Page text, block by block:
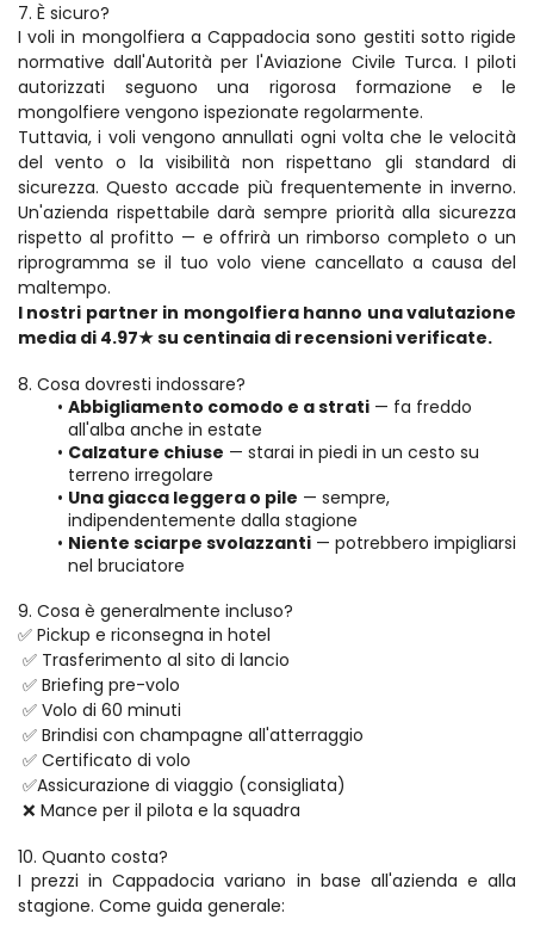
7. È sicuro?
I voli in mongolfiera a Cappadocia sono gestiti sotto rigide
normative dall'Autorità per l'Aviazione Civile Turca. I piloti
autorizzati seguono una rigorosa formazione e le
mongolfiere vengono ispezionate regolarmente.
Tuttavia, i voli vengono annullati ogni volta che le velocità
del vento o la visibilità non rispettano gli standard di
sicurezza. Questo accade più frequentemente in inverno.
Un'azienda rispettabile darà sempre priorità alla sicurezza
rispetto al profitto — e offrirà un rimborso completo o un
riprogramma se il tuo volo viene cancellato a causa del
maltempo.
I nostri partner in mongolfiera hanno una valutazione
media di 4.97★ su centinaia di recensioni verificate.
8. Cosa dovresti indossare?
Abbigliamento comodo e a strati — fa freddo
all'alba anche in estate
Calzature chiuse — starai in piedi in un cesto su
terreno irregolare
Una giacca leggera o pile — sempre,
indipendentemente dalla stagione
Niente sciarpe svolazzanti — potrebbero impigliarsi
nel bruciatore
9. Cosa è generalmente incluso?
✅ Pickup e riconsegna in hotel
✅ Trasferimento al sito di lancio
✅ Briefing pre-volo
✅ Volo di 60 minuti
✅ Brindisi con champagne all'atterraggio
✅ Certificato di volo
✅Assicurazione di viaggio (consigliata)
❌ Mance per il pilota e la squadra
10. Quanto costa?
I prezzi in Cappadocia variano in base all'azienda e alla
stagione. Come guida generale: